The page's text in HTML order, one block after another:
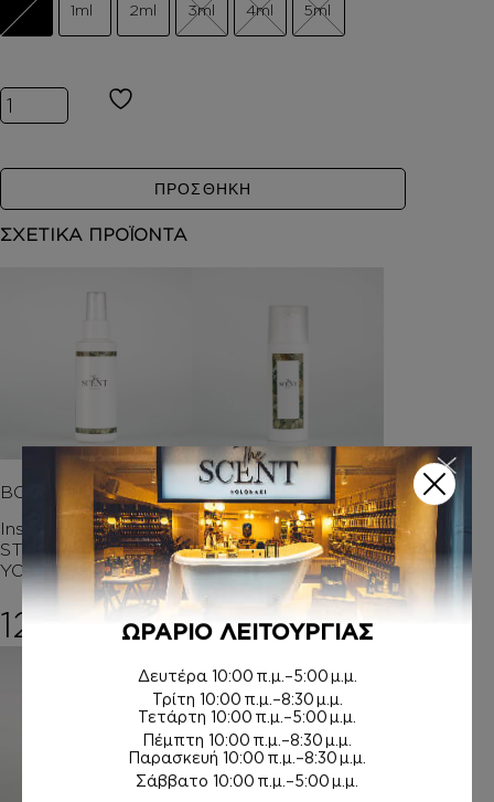
1ml 2ml 3ml 4ml 5ml
Inspired by STRONGER WITH YOU ποσότητα
ΠΡΟΣΘΗΚΗ
ΣΧΕΤΙΚΑ ΠΡΟΪΟΝΤΑ
BODY MIST
Inspired by
STRONGER WITH
YOU
12,00 €
HAND CREAM
Inspired by
STRONGER WITH
YOU
7,50€
ΩΡΑΡΙΟ ΛΕΙΤΟΥΡΓΙΑΣ
Δευτέρα 10:00 π.μ.–5:00 μ.μ.
Τρίτη 10:00 π.μ.–8:30 μ.μ.
Τετάρτη 10:00 π.μ.–5:00 μ.μ.
Πέμπτη 10:00 π.μ.–8:30 μ.μ.
Παρασκευή 10:00 π.μ.–8:30 μ.μ.
Σάββατο 10:00 π.μ.–5:00 μ.μ.